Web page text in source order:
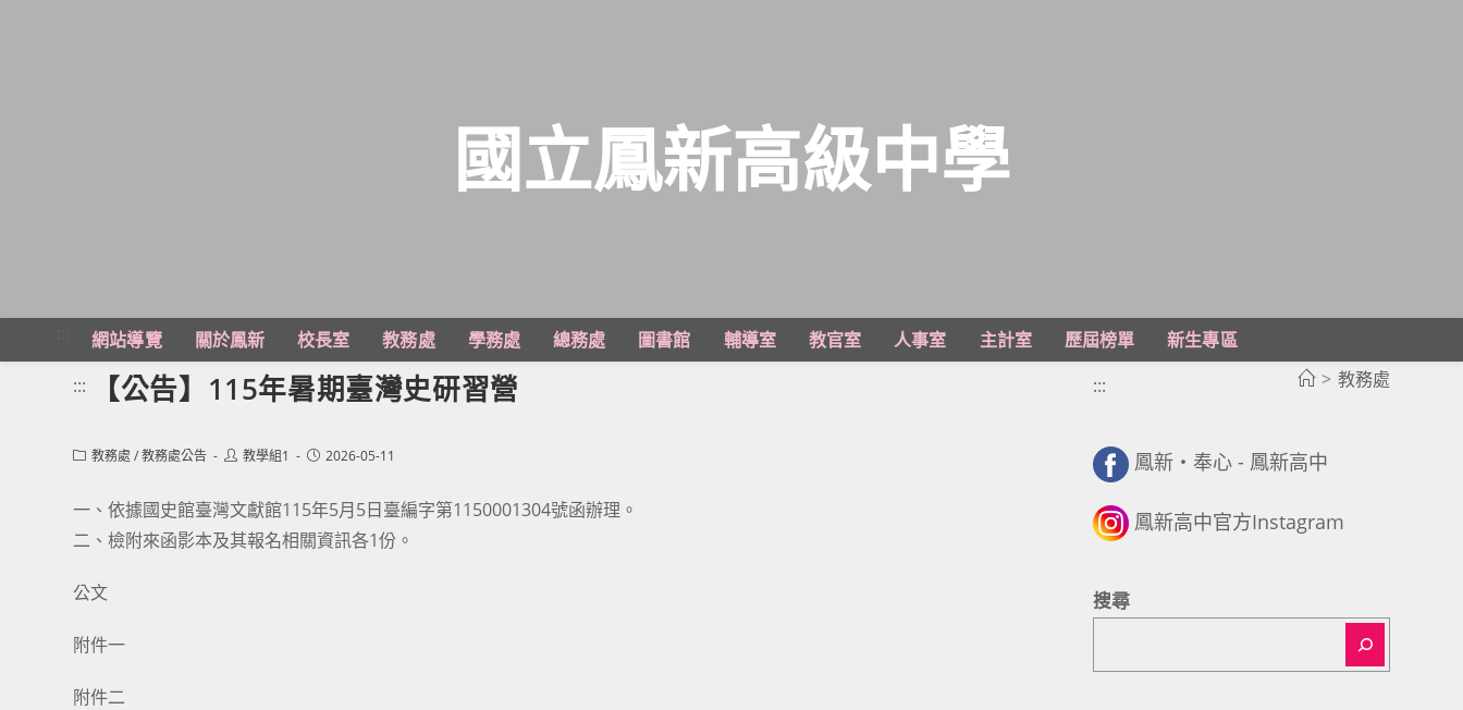
主
國立鳳新高級中學
網站導覽 關於鳳新 校長室 教務處 學務處 總務處 圖書館 輔導室 教官室 人事室 主計室 歷屆榜單
新生專區
> 教務處
::: 【公告】115年暑期臺灣史研習營
Post教務處 /教務處公告
Post教學組1
Post2026-05-11
一、依據國史館臺灣文獻館115年5月5日臺編字第1150001304號函辦理。
二、檢附來函影本及其報名相關資訊各1份。
公文
附件一
附件二
:::
鳳新・奉心 - 鳳新高中
鳳新高中官方Instagram
搜尋